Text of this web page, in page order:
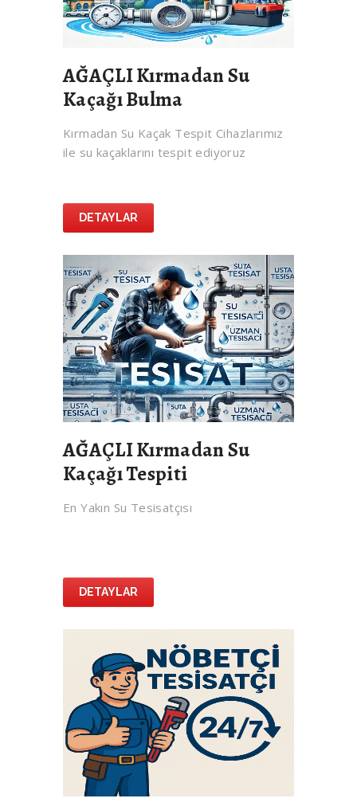
AĞAÇLI Kırmadan Su
Kaçağı Bulma
Kırmadan Su Kaçak Tespit Cihazlarımız
ile su kaçaklarını tespit ediyoruz
DETAYLAR
AĞAÇLI Kırmadan Su
Kaçağı Tespiti
En Yakın Su Tesisatçısı
DETAYLAR